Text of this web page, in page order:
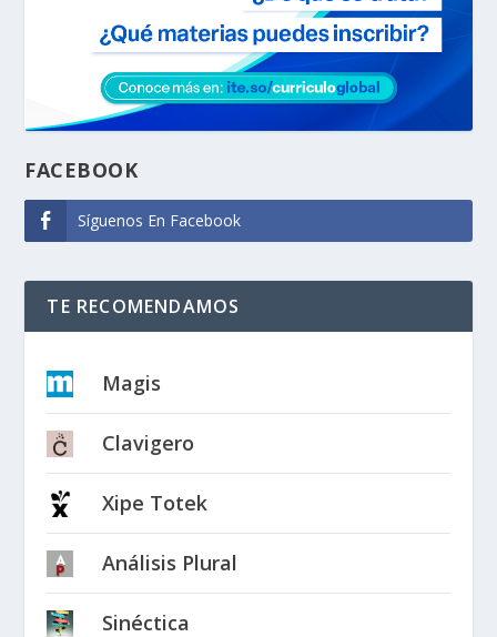
FACEBOOK
Síguenos En Facebook
TE RECOMENDAMOS
Magis
Clavigero
Xipe Totek
Análisis Plural
Sinéctica